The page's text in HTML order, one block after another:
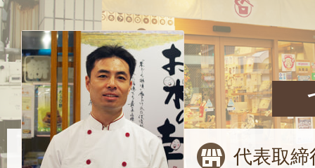
代表取締